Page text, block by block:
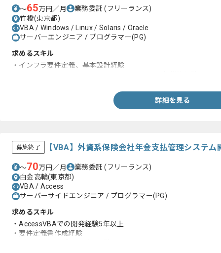
〜65万円／月 業務委託(フリーランス)
竹橋(東京都)
VBA / Windows / Linux / Solaris / Oracle
サーバーエンジニア / プログラマー(PG)
求めるスキル
・インフラ要件定義、基本設計経験
詳細を見る
募集終了 【VBA】外資系保険会社年金支払管理システ
〜70万円／月 業務委託(フリーランス)
白金高輪(東京都)
VBA / Access
サーバーサイドエンジニア / プログラマー(PG)
求めるスキル
・AccessVBAでの開発経験5年以上
・要件定義書作成経験